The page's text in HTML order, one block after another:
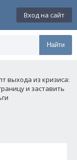
Вход на сайт
Найти
выхода из кризиса:
и заставить